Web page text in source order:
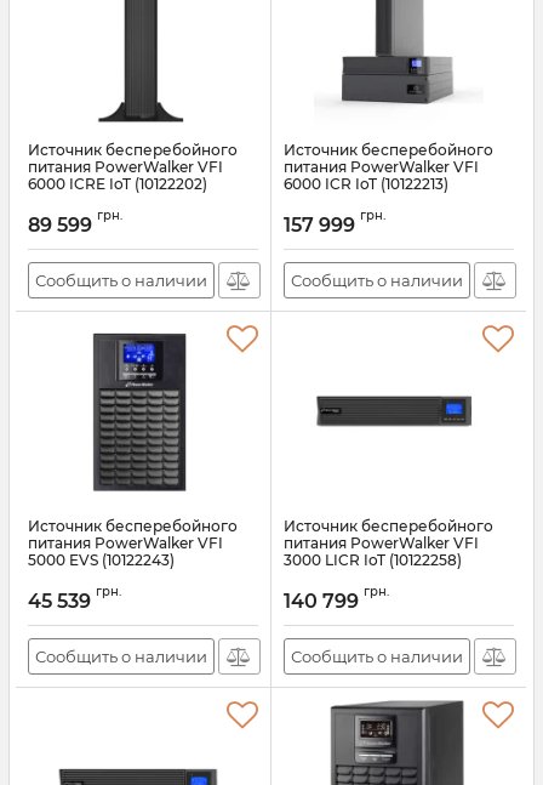
Источник бесперебойного
питания PowerWalker VFI
6000 ICRE IoT (10122202)
89 599 грн.
Сообщить о наличии
Источник бесперебойного
питания PowerWalker VFI
6000 ICR IoT (10122213)
157 999 грн.
Сообщить о наличии
Источник бесперебойного
питания PowerWalker VFI
5000 EVS (10122243)
45 539 грн.
Сообщить о наличии
Источник бесперебойного
питания PowerWalker VFI
3000 LICR IoT (10122258)
140 799 грн.
Сообщить о наличии